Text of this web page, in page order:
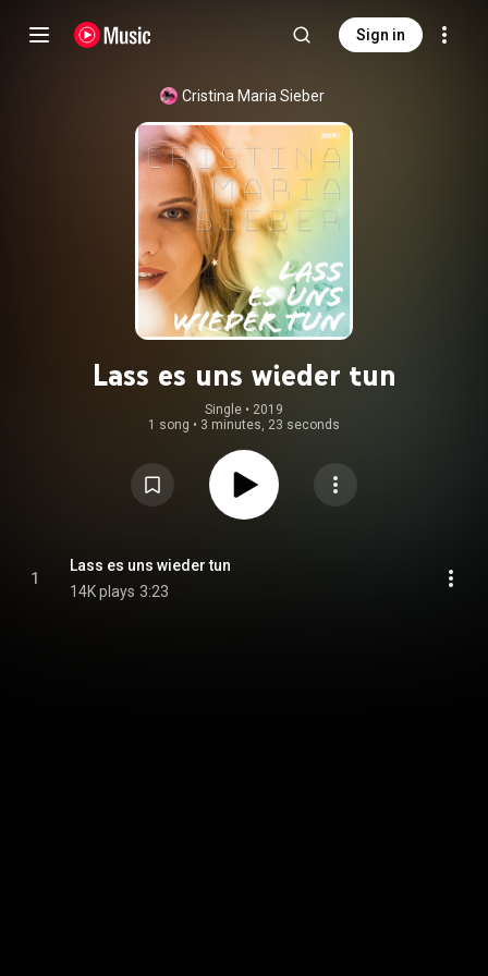
Sign in
Cristina Maria Sieber
Lass es uns wieder tun
Single • 2019
1 song • 3 minutes, 23 seconds
1
Lass es uns wieder tun
14K plays 3:23